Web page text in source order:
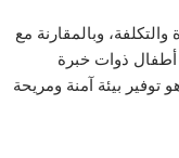
وبالمقارنة مع
أطفال ذوات خبرة
توفير بيئة آمنة ومريحة